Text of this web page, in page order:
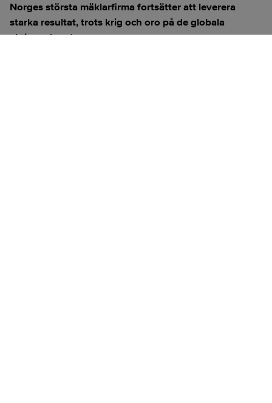
Norges största mäklarfirma fortsätter att leverera
starka resultat, trots krig och oro på de globala
aktiemarknaderna.